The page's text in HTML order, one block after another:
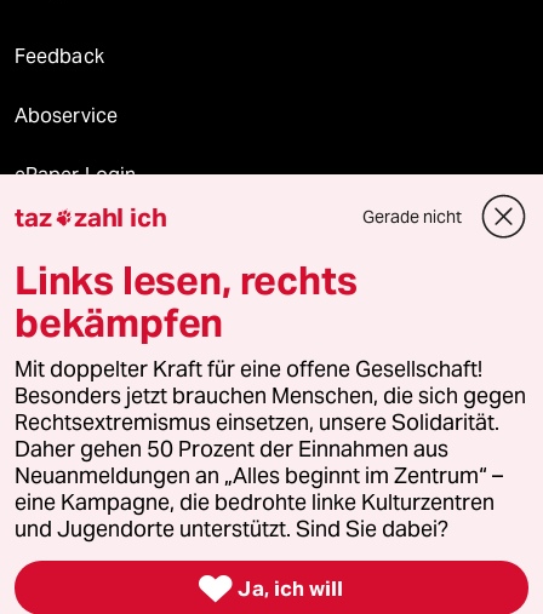
Feedback
Aboservice
ePaper Login
Downloads für Abonnierende
© 2026 taz Verlags und Vertriebs GmbH
Alle Rechte vorbehalten. Bei rechtlichen Fragen oder für Genehmigungen
wenden Sie sich bitte an
lizenzen@taz.de
Feedback Redaktionsstatut Kommune-Richtlinien
Leitlinie Informant Datenschutz Impressum AGB
Seitenwende Einwilligungen widerrufen (Ads)
taz zahl ich Gerade nicht
Links lesen, rechts
bekämpfen
Mit doppelter Kraft für eine offene Gesellschaft!
Besonders jetzt brauchen Menschen, die sich gegen
Rechtsextremismus einsetzen, unsere Solidarität.
Daher gehen 50 Prozent der Einnahmen aus
Neuanmeldungen an „Alles beginnt im Zentrum“ –
eine Kampagne, die bedrohte linke Kulturzentren
und Jugendorte unterstützt. Sind Sie dabei?
 Ja, ich will